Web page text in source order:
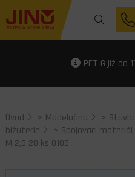
PET-G již od
Úvod > Modelařina >
bižuterie
> Spojovací materiál
M 2,5 20 ks 0105